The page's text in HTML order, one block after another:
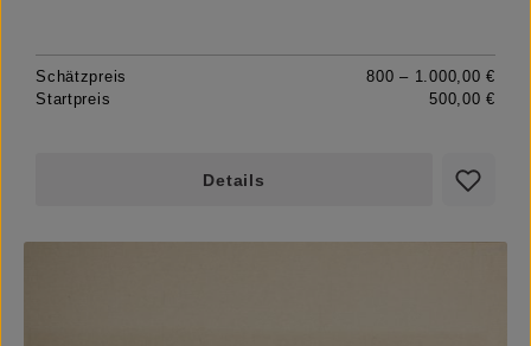
Schätzpreis
800 – 1.000,00 €
Startpreis
500,00 €
Details